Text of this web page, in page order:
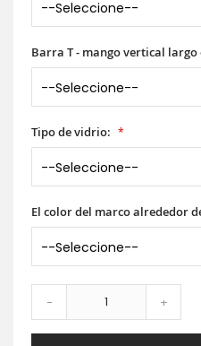
Barra T - mango vertical
Tipo de vidrio:
El color del marco alrededor
- +